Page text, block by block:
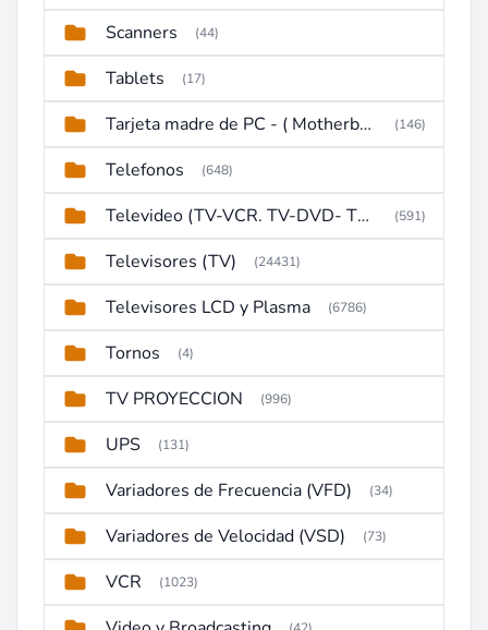
Scanners (44)
Tablets (17)
Tarjeta madre de PC - ( Motherboard ) (146)
Telefonos (648)
Televideo (TV-VCR. TV-DVD- TV-DVD-VCR) (591)
Televisores (TV) (24431)
Televisores LCD y Plasma (6786)
Tornos (4)
TV PROYECCION (996)
UPS (131)
Variadores de Frecuencia (VFD) (34)
Variadores de Velocidad (VSD) (73)
VCR (1023)